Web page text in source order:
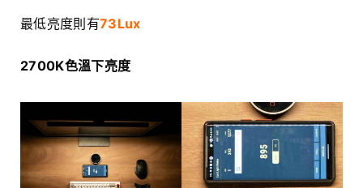
最低亮度則有73Lux
2700K色溫下亮度